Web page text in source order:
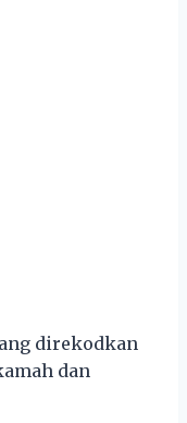
direkodkan
dan